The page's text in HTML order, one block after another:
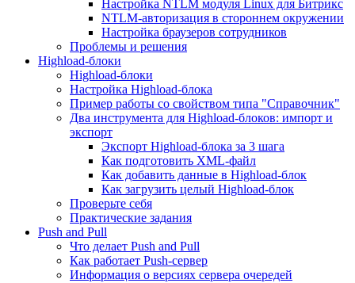
Настройка NTLM модуля Linux для Битрикс
NTLM-авторизация в стороннем окружении
Настройка браузеров сотрудников
Проблемы и решения
Highload-блоки
Highload-блоки
Настройка Highload-блока
Пример работы со свойством типа "Справочник"
Два инструмента для Highload-блоков: импорт и
экспорт
Экспорт Highload-блока за 3 шага
Как подготовить XML-файл
Как добавить данные в Highload-блок
Как загрузить целый Highload-блок
Проверьте себя
Практические задания
Push and Pull
Что делает Push and Pull
Как работает Push-сервер
Информация о версиях сервера очередей